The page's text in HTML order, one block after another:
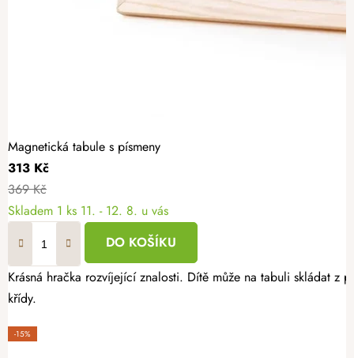
Magnetická tabule s písmeny
313 Kč
369 Kč
Skladem 1 ks 11. - 12. 8. u vás
DO KOŠÍKU
Krásná hračka rozvíjející znalosti. Dítě může na tabuli skládat z
křídy.
-15%